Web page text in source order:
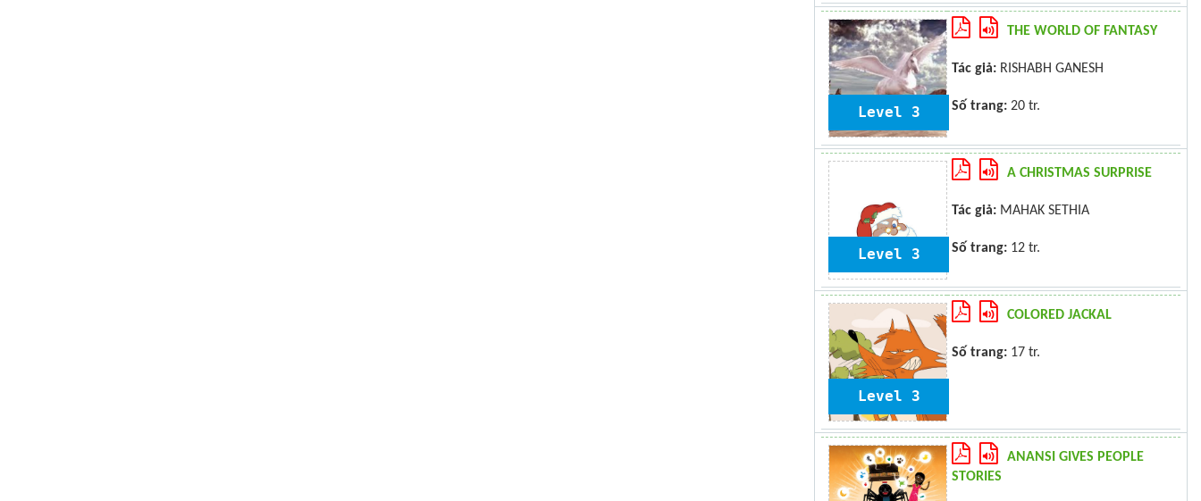
Level 3
THE WORLD OF FANTASY
Tác giả: RISHABH GANESH
Số trang: 20 tr.
Level 3
A CHRISTMAS SURPRISE
Tác giả: MAHAK SETHIA
Số trang: 12 tr.
Level 3
COLORED JACKAL
Số trang: 17 tr.
ANANSI GIVES PEOPLE
STORIES